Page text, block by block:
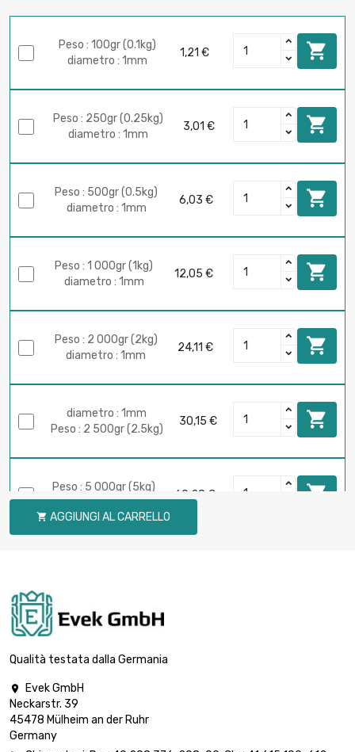
Peso : 100gr (0.1kg)
diametro : 1mm
1,21 € 
Peso : 250gr (0.25kg)
diametro : 1mm
3,01 € 
Peso : 500gr (0.5kg)
diametro : 1mm
6,03 € 
Peso : 1 000gr (1kg)
diametro : 1mm
12,05 € 
Peso : 2 000gr (2kg)
diametro : 1mm
24,11 € 
diametro : 1mm
Peso : 2 500gr (2.5kg)
30,15 € 
Peso : 5 000gr (5kg)
diametro : 1mm
60,28 € 
Peso : 500gr (0.5kg)
diametro : 0.8mm
 AGGIUNGI AL CARRELLO
Qualità testata dalla Germania

Evek GmbH
Neckarstr. 39
45478 Mülheim an der Ruhr
Germany